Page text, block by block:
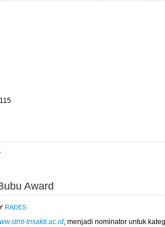
Award
RADES
trisakti.ac.id, menjadi nominator untuk